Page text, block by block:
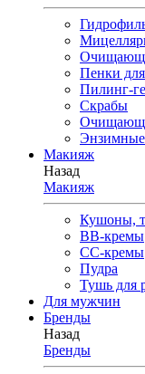
Пенки
Пилинг-
Скрабы
Макияж
Назад
Макияж
Кушоны,
BB-кремы
CC-кремы
Пудра
Тушь для
Для мужчин
Бренды
Назад
Бренды